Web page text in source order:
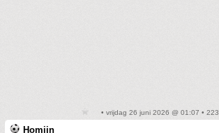
• vrijdag 26 juni 2026 @ 01:07 • 223
Homijn